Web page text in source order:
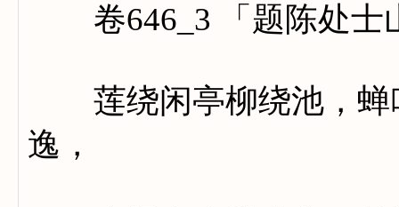
卷646_3 「题陈处士
莲绕闲亭柳绕池，蝉
逸，